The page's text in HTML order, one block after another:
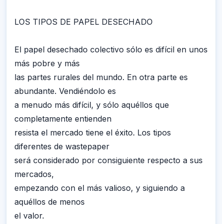
LOS TIPOS DE PAPEL DESECHADO
El papel desechado colectivo sólo es difícil en unos
más pobre y más
las partes rurales del mundo. En otra parte es
abundante. Vendiéndolo es
a menudo más difícil, y sólo aquéllos que
completamente entienden
resista el mercado tiene el éxito. Los tipos
diferentes de wastepaper
será considerado por consiguiente respecto a sus
mercados,
empezando con el más valioso, y siguiendo a
aquéllos de menos
el valor.